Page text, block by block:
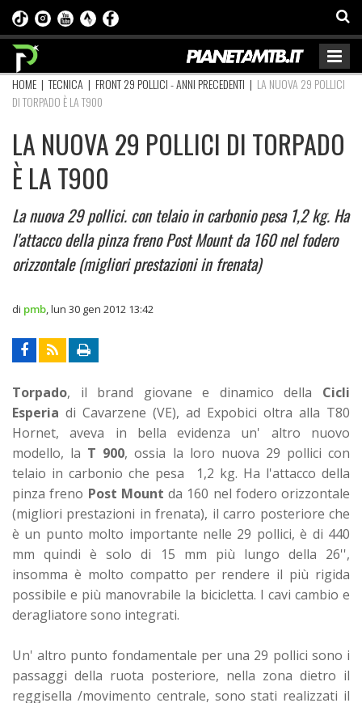
HOME |TECNICA | FRONT 29 POLLICI - ANNI PRECEDENTI | LA NUOVA 29 POLLICI
DI TORPADO È LA T900
LA NUOVA 29 POLLICI DI TORPADO
È LA T900
La nuova 29 pollici. con telaio in carbonio pesa 1,2 kg. Ha
l'attacco della pinza freno Post Mount da 160 nel fodero
orizzontale (migliori prestazioni in frenata)
di pmb lun 30 gen 2012 13:42
Torpado, il brand giovane e dinamico della Cicli
Esperia di Cavarzene (VE), ad Expobici oltra alla T80
Hornet, aveva in bella evidenza un' altro nuovo
modello, la T 900, ossia la loro nuova 29 pollici con
telaio in carbonio che pesa 1,2 kg. Ha l'attacco della
pinza freno Post Mount da 160 nel fodero orizzontale
(migliori prestazioni in frenata), il carro posteriore che
è un punto molto importante nelle 29 pollici, è di 440
mm quindi è solo di 15 mm più lungo della 26'',
insomma è molto compatto per rendere il più rigida
possibile e più manovrabile la bicicletta. I cavi cambio e
deragliatore sono integrati.
Un' altro punto fondamentale per una 29 pollici sono i
passaggi della ruota posteriore, nella zona dietro il
reggisella /movimento centrale, sono stati realizzati il